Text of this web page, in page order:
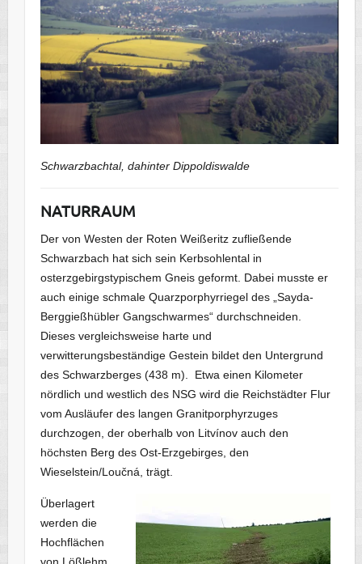
Schwarzbachtal, dahinter Dippoldiswalde
NATURRAUM
Der von Westen der Roten Weißeritz zufließende
Schwarzbach hat sich sein Kerbsohlental in
osterzgebirgstypischem Gneis geformt. Dabei musste er
auch einige schmale Quarzporphyrriegel des „Sayda-
Berggießhübler Gangschwarmes“ durchschneiden.
Dieses vergleichsweise harte und
verwitterungsbeständige Gestein bildet den Untergrund
des Schwarzberges (438 m). Etwa einen Kilometer
nördlich und westlich des NSG wird die Reichstädter Flur
vom Ausläufer des langen Granitporphyrzuges
durchzogen, der oberhalb von Litvínov auch den
höchsten Berg des Ost-Erzgebirges, den
Wieselstein/Loučná, trägt.
Überlagert
werden die
Hochflächen